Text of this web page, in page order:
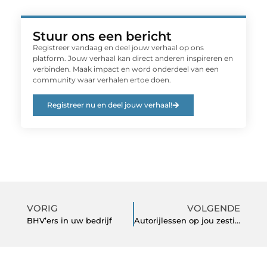
Stuur ons een bericht
Registreer vandaag en deel jouw verhaal op ons
platform. Jouw verhaal kan direct anderen inspireren en
verbinden. Maak impact en word onderdeel van een
community waar verhalen ertoe doen.
Registreer nu en deel jouw verhaal!
VORIG
BHV’ers in uw bedrijf
VOLGENDE
Autorijlessen op jou zestiende verjaardag!